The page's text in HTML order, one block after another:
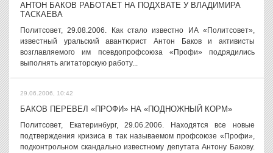
АНТОН БАКОВ РАБОТАЕТ НА ПОДХВАТЕ У ВЛАДИМИРА
ТАСКАЕВА
Политсовет, 29.08.2006. Как стало известно ИА «Политсовет»,
известный уральский авантюрист Антон Баков и активисты
возглавляемого им псевдопрофсоюза «Профи» подрядились
выполнять агитаторскую работу...
29.06.2006, 10:42
БАКОВ ПЕРЕВЕЛ «ПРОФИ» НА «ПОДНОЖНЫЙ КОРМ»
Политсовет, Екатеринбург, 29.06.2006. Находятся все новые
подтверждения кризиса в так называемом профсоюзе «Профи»,
подконтрольном скандально известному депутата Антону Бакову.